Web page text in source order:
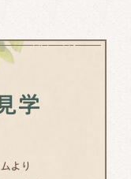
学
より